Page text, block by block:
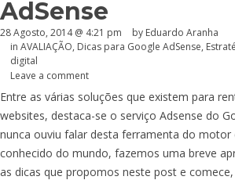
AdSense
28 Agosto, 2014 @ 4:21 pm by Eduardo Aranha
in AVALIAÇÃO, Dicas para Google AdSense,
digital
Leave a comment
Entre as várias soluções que existem para
websites, destaca-se o serviço Adsense do
nunca ouviu falar desta ferramenta do motor
conhecido do mundo, fazemos uma breve
as dicas que propomos neste post e